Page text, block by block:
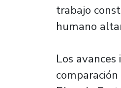
trabajo
humano
Los